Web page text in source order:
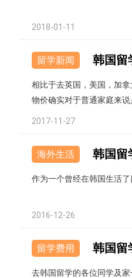
2018-01-11
留学新闻 韩国留
相比于去英国，美国，加
物价确实对于普通家庭来说
2017-11-27
海外生活 韩国留
作为一个曾经在韩国生活
2016-12-26
留学费用 韩国留
去韩国留学的各位同学及